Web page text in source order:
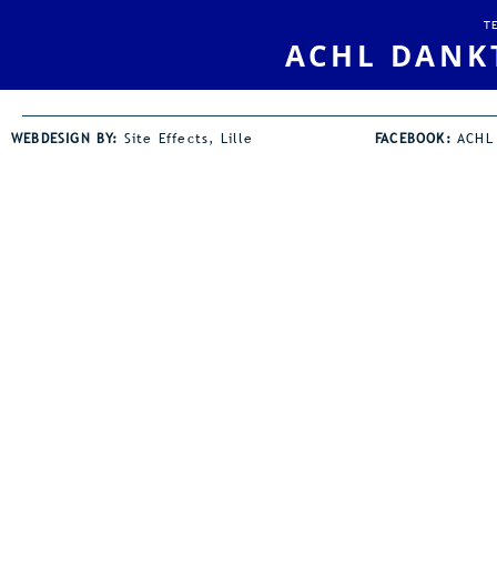
ACHL
WEBDESIGN BY: Site Effects, Lille FACEBOOK:ACHL